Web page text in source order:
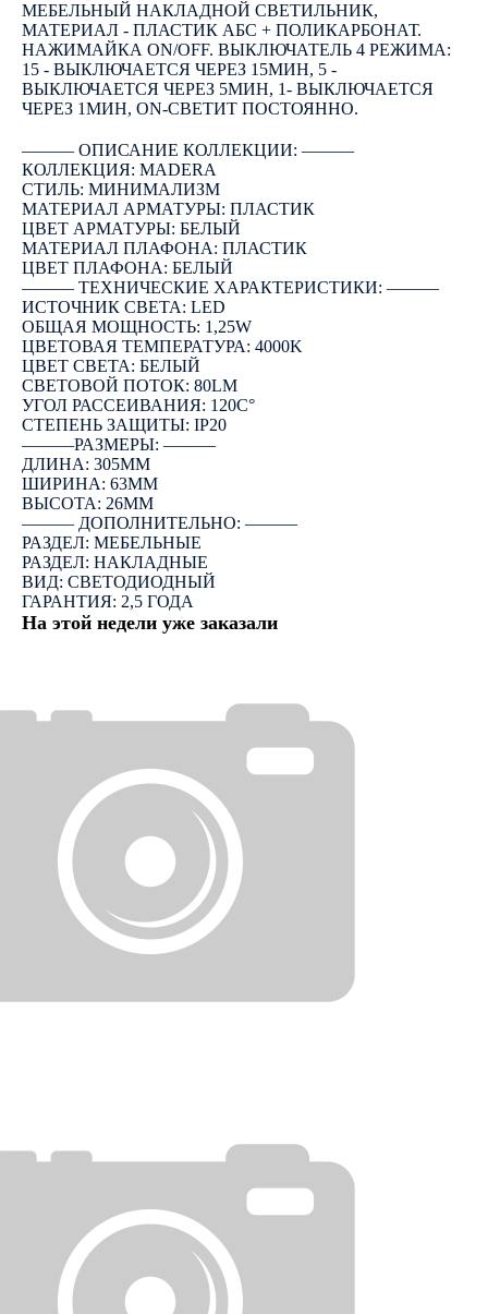
МЕБЕЛЬНЫЙ НАКЛАДНОЙ СВЕТИЛЬНИК,
МАТЕРИАЛ - ПЛАСТИК АБС + ПОЛИКАРБОНАТ.
НАЖИМАЙКА ON/OFF. ВЫКЛЮЧАТЕЛЬ 4 РЕЖИМА:
15 - ВЫКЛЮЧАЕТСЯ ЧЕРЕЗ 15МИН, 5 -
ВЫКЛЮЧАЕТСЯ ЧЕРЕЗ 5МИН, 1- ВЫКЛЮЧАЕТСЯ
ЧЕРЕЗ 1МИН, ON-СВЕТИТ ПОСТОЯННО.
――― ОПИСАНИЕ КОЛЛЕКЦИИ: ―――
КОЛЛЕКЦИЯ: MADERA
СТИЛЬ: МИНИМАЛИЗМ
МАТЕРИАЛ АРМАТУРЫ: ПЛАСТИК
ЦВЕТ АРМАТУРЫ: БЕЛЫЙ
МАТЕРИАЛ ПЛАФОНА: ПЛАСТИК
ЦВЕТ ПЛАФОНА: БЕЛЫЙ
――― ТЕХНИЧЕСКИЕ ХАРАКТЕРИСТИКИ: ―――
ИСТОЧНИК СВЕТА: LED
ОБЩАЯ МОЩНОСТЬ: 1,25W
ЦВЕТОВАЯ ТЕМПЕРАТУРА: 4000K
ЦВЕТ СВЕТА: БЕЛЫЙ
СВЕТОВОЙ ПОТОК: 80LM
УГОЛ РАССЕИВАНИЯ: 120C°
СТЕПЕНЬ ЗАЩИТЫ: IP20
―――РАЗМЕРЫ: ―――
ДЛИНА: 305ММ
ШИРИНА: 63ММ
ВЫСОТА: 26ММ
――― ДОПОЛНИТЕЛЬНО: ―――
РАЗДЕЛ: МЕБЕЛЬНЫЕ
РАЗДЕЛ: НАКЛАДНЫЕ
ВИД: СВЕТОДИОДНЫЙ
ГАРАНТИЯ: 2,5 ГОДА
На этой недели уже заказали